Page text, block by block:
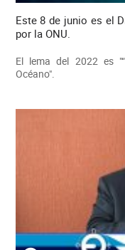
Este 8 de junio es el
por la ONU.
El lema del 2022 es
Océano".